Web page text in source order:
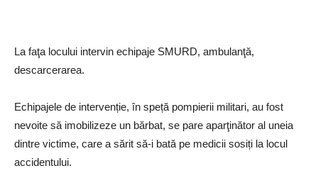
La faţa locului intervin echipaje SMURD, ambulanţă,
descarcerarea.
Echipajele de intervenție, în speță pompierii militari, au fost
nevoite să imobilizeze un bărbat, se pare aparţinător al uneia
dintre victime, care a sărit să-i bată pe medicii sosiți la locul
accidentului.